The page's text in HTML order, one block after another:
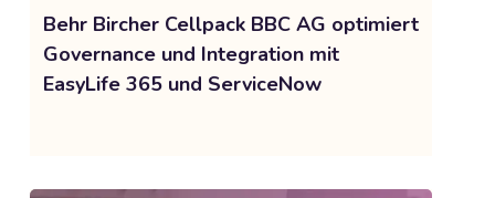
Behr Bircher Cellpack BBC AG optimiert
Governance und Integration mit
EasyLife 365 und ServiceNow